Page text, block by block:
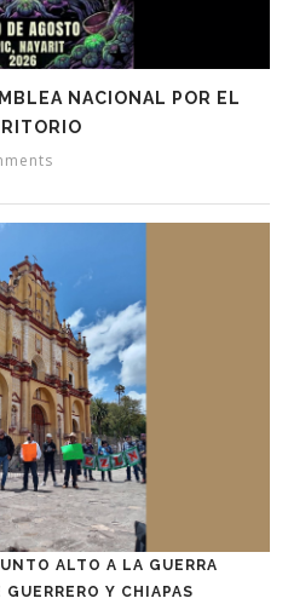
NACIONAL POR EL
ALTO A LA GUERRA
Y CHIAPAS